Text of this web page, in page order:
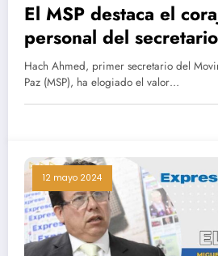
El MSP destaca el
personal del
ONU para el Sáhara
Staffan de Mistura
Hach Ahmed, primer secretario del
Paz (MSP), ha elogiado el valor…
12 mayo 2024